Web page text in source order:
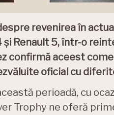
revenirea în
și Renault 5, într-o
confirmă aceest
oficial cu
perioadă, cu
Trophy ne oferă